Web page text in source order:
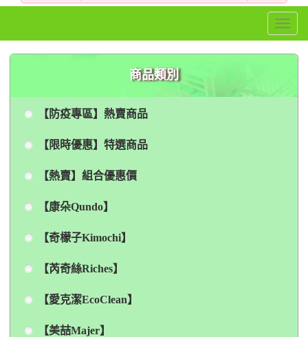
Toggle
商品類別
【防疫專區】熱賣商品
【限時優惠】特選商品
【熱賣】組合優惠價
【康朵Qundo】
【奇檬子Kimochi】
【芮奇絲Riches】
【愛克潔EcoClean】
【美喆Majer】